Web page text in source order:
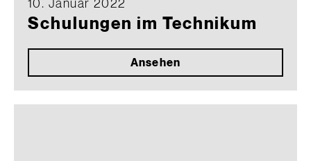
10. Januar 2022
Schulungen im Technikum
Ansehen